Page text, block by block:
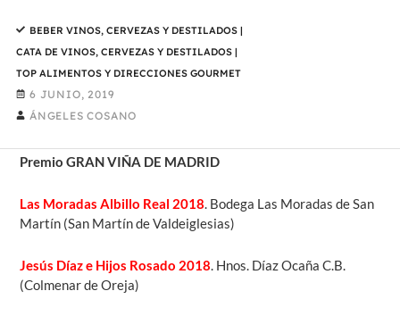
BEBER VINOS, CERVEZAS Y DESTILADOS|
CATA DE VINOS, CERVEZAS Y DESTILADOS|
TOP ALIMENTOS Y DIRECCIONES GOURMET
6 JUNIO, 2019
ÁNGELES COSANO
Premio GRAN VIÑA DE MADRID
Las Moradas Albillo Real 2018 . Bodega Las Moradas de San
Martín (San Martín de Valdeiglesias)
Jesús Díaz e Hijos Rosado 2018 . Hnos. Díaz Ocaña C.B.
(Colmenar de Oreja)